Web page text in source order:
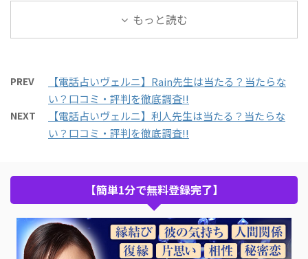
もっと読む
PREV
【電話占いヴェルニ】Rain先生は当たる？当たらな
い？口コミ・評判を徹底調査!!
NEXT
【電話占いヴェルニ】利人先生は当たる？当たらな
い？口コミ・評判を徹底調査!!
【簡単1分で無料登録完了】